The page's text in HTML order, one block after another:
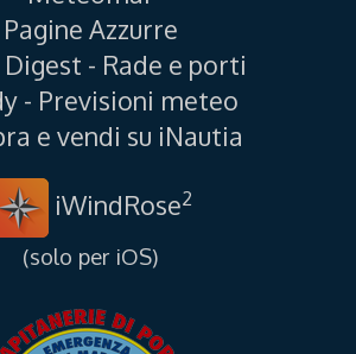
Pagine Azzurre
Digest - Rade e porti
- Previsioni meteo
e vendi su iNautia
iWindRose2
(solo per iOS)